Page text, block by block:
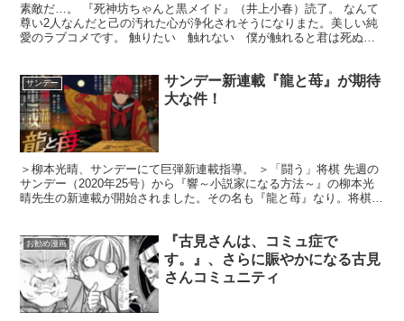
素敵だ…。 『死神坊ちゃんと黒メイド』（井上小春）読了。 なんて
尊い2人なんだと己の汚れた心が浄化されそうになりまた。美しい純
愛のラブコメです。 触りたい 触れない 僕が触れると君は死ぬ。
サンデー
サンデー新連載『龍と苺』が期待
大な件！
＞柳本光晴、サンデーにて巨弾新連載指導。 ＞「闘う」将棋 先週の
サンデー（2020年25号）から『響～小説家になる方法～』の柳本光
晴先生の新連載が開始されました。その名も『龍と苺』なり。将棋漫
お勧め漫画
『古見さんは、コミュ症で
す。』、さらに賑やかになる古見
さんコミュニティ